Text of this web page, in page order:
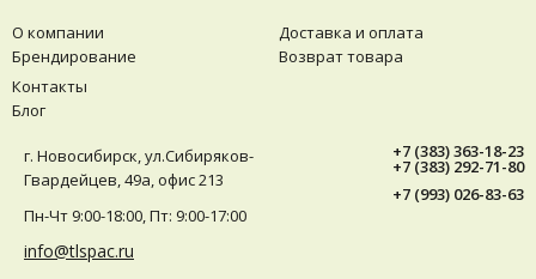
Вид упаковки
Цвет/Дизайн
О компании
Брендирование
Доставка и оплата
Возврат товара
Контакты
Блог
г. Новосибирск, ул.Сибиряков-
Гвардейцев, 49а, офис 213
Пн-Чт 9:00-18:00, Пт: 9:00-17:00
info@tlspac.ru
+7 (383) 363-18-23
+7 (383) 292-71-80
+7 (993) 026-83-63